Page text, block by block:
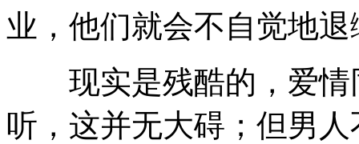
业，他们就会不自觉地退
现实是残酷的，爱情
听，这并无大碍；但男